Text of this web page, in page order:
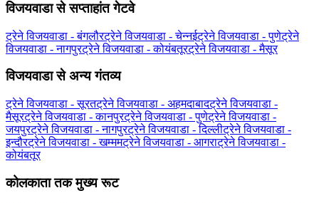
विजयवाडा से सप्ताहांत गेटवे
ट्रेने विजयवाडा - बंगलौरट्रेने विजयवाडा - चेन्नईट्रेने विजयवाडा - पुणेट्रेने
विजयवाडा - नागपुरट्रेने विजयवाडा - कोयंबतूरट्रेने विजयवाडा - मैसूर
विजयवाडा से अन्य गंतव्य
ट्रेने विजयवाडा - सूरतट्रेने विजयवाडा - अहमदाबादट्रेने विजयवाडा -
मैसूरट्रेने विजयवाडा - कानपुरट्रेने विजयवाडा - पुणेट्रेने विजयवाडा -
जयपुरट्रेने विजयवाडा - नागपुरट्रेने विजयवाडा - दिल्लीट्रेने विजयवाडा -
इन्दौरट्रेने विजयवाडा - खम्ममट्रेने विजयवाडा - आगराट्रेने विजयवाडा -
कोयंबतूर
कोलकाता तक मुख्य रूट